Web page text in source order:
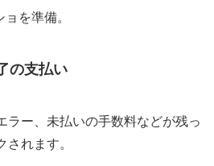
を準備。
の支払い
ラー、未払いの手数料などが残っ
されます。